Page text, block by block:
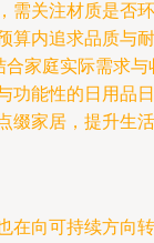
需关注材质是否环
算内追求品质与耐
合家庭实际需求与
功能性的日用品日
缀家居，提升生活
在向可持续方向转